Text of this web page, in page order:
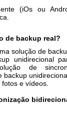
(iOs ou
de backup real?
solução de
unidirecional
de
backup
e vídeos.